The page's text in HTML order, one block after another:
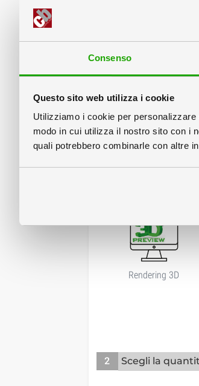
Consenso
Questo sito web utilizza i cookie
Utilizziamo i cookie per
modo in cui utilizza il nostro sito con i
quali potrebbero combinarle con altre
Servizi Grafici
Rendering 3D
2 Scegli la